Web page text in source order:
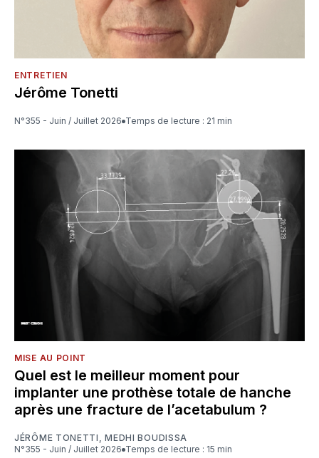
ENTRETIEN
Jérôme Tonetti
N°355 - Juin / Juillet 2026 Temps de lecture : 21 min
MISE AU POINT
Quel est le meilleur moment pour
implanter une prothèse totale de hanche
après une fracture de l’acetabulum ?
JÉRÔME TONETTI ,MEDHI BOUDISSA
N°355 - Juin / Juillet 2026
Temps de lecture : 15 min